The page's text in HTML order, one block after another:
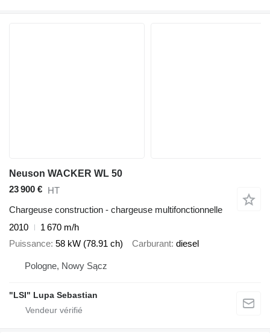
Neuson WACKER WL 50
23 900 € HT
Chargeuse construction - chargeuse multifonctionnelle
2010
1 670 m/h
Puissance 58 kW (78.91 ch) Carburant diesel
Pologne, Nowy Sącz
"LSI" Lupa Sebastian